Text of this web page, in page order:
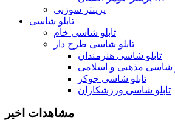
پرینتر سوزنی
تابلو شاسی
تابلو شاسی خام
تابلو شاسی طرح دار
تابلو شاسی هنرمندان
شاسی مذهبی و اسلامی
تابلو شاسی جوکر
تابلو شاسی ورزشکاران
مشاهدات اخیر